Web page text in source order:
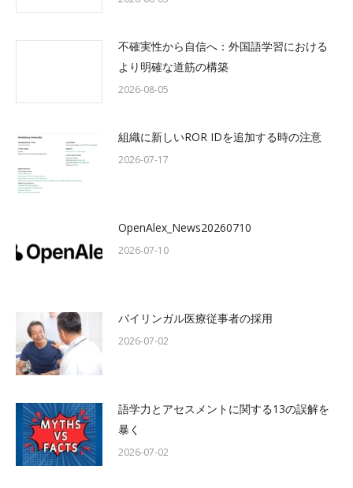
不確実性から自信へ：外国語学習における
より明確な道筋の構築
2026-08-05
組織に新しいROR IDを追加する時の注意
2026-07-17
OpenAlex_News20260710
2026-07-10
バイリンガル医療従事者の採用
2026-07-02
語学力とアセスメントに関する13の誤解を
暴く
2026-07-02